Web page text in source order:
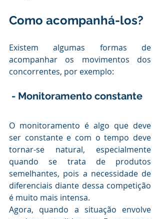
Como acompanhá-los?
Existem algumas formas de
acompanhar os movimentos dos
concorrentes, por exemplo:
- Monitoramento constante
O monitoramento é algo que deve
ser constante e com o tempo deve
tornar-se natural, especialmente
quando se trata de produtos
semelhantes, pois a necessidade de
diferenciais diante dessa competição
é muito mais intensa.
Agora, quando a situação envolve